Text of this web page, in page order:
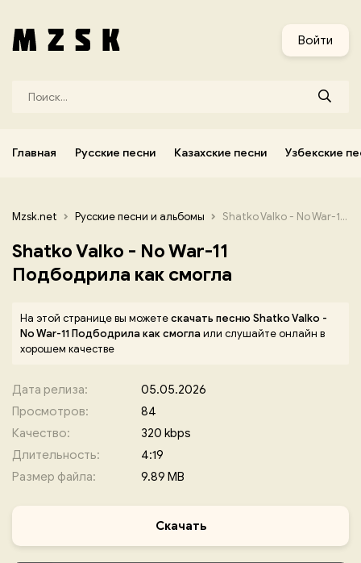
Войти
Главная Русские песни Казахские песни Узбекские
Mzsk.net Русские песни и альбомы Shatko Valko - No War-11 Подбодрила как смогла
Shatko Valko - No War-11
Подбодрила как смогла
На этой странице вы можетескачать песню Shatko Valko -
No War-11 Подбодрила как смоглаили слушайте онлайн в
хорошем качестве
Дата релиза:
05.05.2026
Просмотров:
84
Качество:
320 kbps
Длительность:
4:19
Размер файла:
9.89 MB
Скачать
Узбекские песни Корейские песни